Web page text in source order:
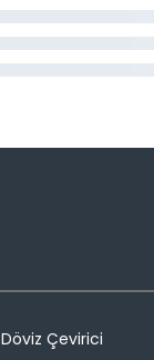
Döviz Çevirici